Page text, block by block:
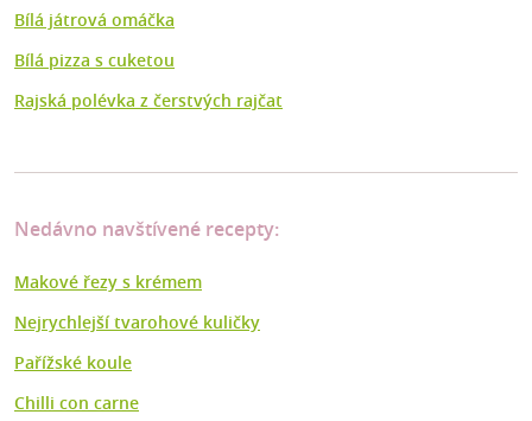
Bílá játrová omáčka
Bílá pizza s cuketou
Rajská polévka z čerstvých rajčat
Nedávno navštívené recepty:
Makové řezy s krémem
Nejrychlejší tvarohové kuličky
Pařížské koule
Chilli con carne